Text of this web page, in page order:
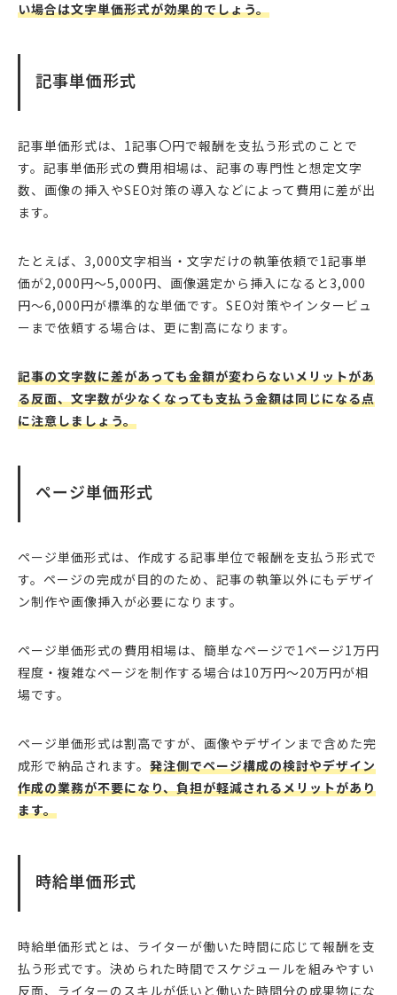
い場合は文字単価形式が効果的でしょう。
記事単価形式
記事単価形式は、1記事〇円で報酬を支払う形式のことで
す。記事単価形式の費用相場は、記事の専門性と想定文字
数、画像の挿入やSEO対策の導入などによって費用に差が出
ます。
たとえば、3,000文字相当・文字だけの執筆依頼で1記事単
価が2,000円〜5,000円、画像選定から挿入になると3,000
円〜6,000円が標準的な単価です。SEO対策やインタービュ
ーまで依頼する場合は、更に割高になります。
記事の文字数に差があっても金額が変わらないメリットがあ
る反面、文字数が少なくなっても支払う金額は同じになる点
に注意しましょう。
ページ単価形式
ページ単価形式は、作成する記事単位で報酬を支払う形式で
す。ページの完成が目的のため、記事の執筆以外にもデザイ
ン制作や画像挿入が必要になります。
ページ単価形式の費用相場は、簡単なページで1ページ1万円
程度・複雑なページを制作する場合は10万円〜20万円が相
場です。
ページ単価形式は割高ですが、画像やデザインまで含めた完
成形で納品されます。 発注側でページ構成の検討やデザイン
作成の業務が不要になり、負担が軽減されるメリットがあり
ます。
時給単価形式
時給単価形式とは、ライターが働いた時間に応じて報酬を支
払う形式です。決められた時間でスケジュールを組みやすい
反面、ライターのスキルが低いと働いた時間分の成果物にな